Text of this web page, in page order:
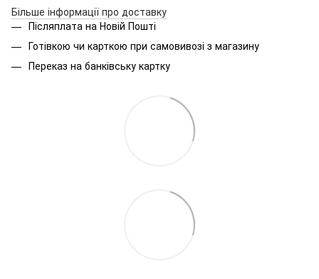
Більше інформації про доставку
Післяплата на Новій Пошті
Готівкою чи карткою при самовивозі з магазину
Переказ на банківську картку